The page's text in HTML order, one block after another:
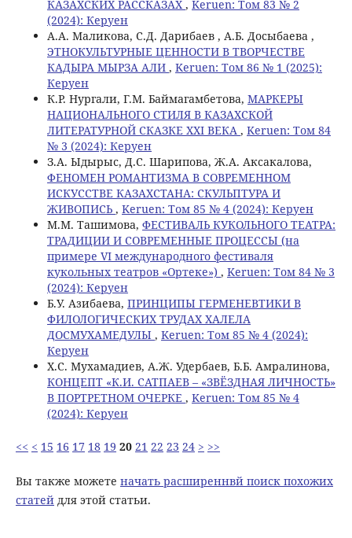
КАЗАХСКИХ РАССКАЗАХ , Keruen: Том 83 № 2
(2024): Керуен
A.A. Маликова, С.Д. Дарибаев , А.Б. Досыбаева ,
ЭТНОКУЛЬТУРНЫЕ ЦЕННОСТИ В ТВОРЧЕСТВЕ
КАДЫРА МЫРЗА АЛИ , Keruen: Том 86 № 1 (2025):
Керуен
К.Р. Нургали, Г.М. Баймагамбетова, МАРКЕРЫ
НАЦИОНАЛЬНОГО СТИЛЯ В КАЗАХСКОЙ
ЛИТЕРАТУРНОЙ СКАЗКЕ XXI ВЕКА , Keruen: Том 84
№ 3 (2024): Керуен
З.А. Ыдырыс, Д.С. Шарипова, Ж.А. Аксакалова,
ФЕНОМЕН РОМАНТИЗМА В СОВРЕМЕННОМ
ИСКУССТВЕ КАЗАХСТАНА: СКУЛЬПТУРА И
ЖИВОПИСЬ , Keruen: Том 85 № 4 (2024): Керуен
М.М. Ташимова, ФЕСТИВАЛЬ КУКОЛЬНОГО ТЕАТРА:
ТРАДИЦИИ И СОВРЕМЕННЫЕ ПРОЦЕССЫ (на
примере VI международного фестиваля
кукольных театров «Ортеке») , Keruen: Том 84 № 3
(2024): Керуен
Б.У. Азибаева, ПРИНЦИПЫ ГЕРМЕНЕВТИКИ В
ФИЛОЛОГИЧЕСКИХ ТРУДАХ ХАЛЕЛА
ДОСМУХАМЕДУЛЫ , Keruen: Том 85 № 4 (2024):
Керуен
Х.С. Мухамадиев, А.Ж. Удербаев, Б.Б. Амралинова,
КОНЦЕПТ «К.И. САТПАЕВ – «ЗВЁЗДНАЯ ЛИЧНОСТЬ»
В ПОРТРЕТНОМ ОЧЕРКЕ , Keruen: Том 85 № 4
(2024): Керуен
<< < 15 16 17 18 19 20 21 22 23 24 > >>
Вы также можете начать расширеннвй поиск похожих
статейдля этой статьи.